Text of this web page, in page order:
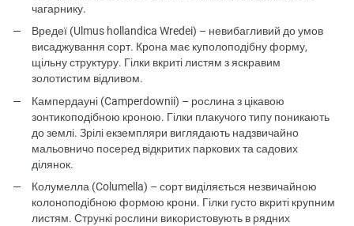
чагарнику.
Вредеї (Ulmus hollandica Wredei) – невибагливий до умов
висаджування сорт. Крона має куполоподібну форму,
щільну структуру. Гілки вкриті листям з яскравим
золотистим відливом.
Кампердауні (Camperdownii) – рослина з цікавою
зонтикоподібною кроною. Гілки плакучого типу поникають
до землі. Зрілі екземпляри виглядають надзвичайно
мальовничо посеред відкритих паркових та садових
ділянок.
Колумелла (Columella) – сорт виділяється незвичайною
колоноподібною формою крони. Гілки густо вкриті крупним
листям. Стрункі рослини використовують в рядних